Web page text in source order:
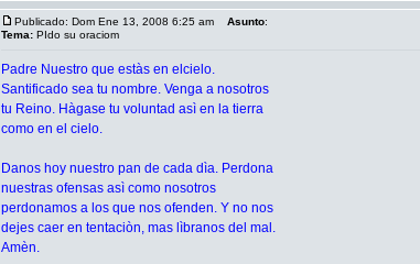
Publicado: Dom Ene 13, 2008 6:25 am Asunto:
Tema: PIdo su oraciom
Padre Nuestro que estàs en elcielo.
Santificado sea tu nombre. Venga a nosotros
tu Reino. Hàgase tu voluntad asì en la tierra
como en el cielo.
Danos hoy nuestro pan de cada dìa. Perdona
nuestras ofensas asì como nosotros
perdonamos a los que nos ofenden. Y no nos
dejes caer en tentaciòn, mas lìbranos del mal.
Amèn.